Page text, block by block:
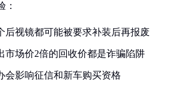
：
后视镜都可能被要求补装后再报废
市场价2倍的回收价都是诈骗陷阱
会影响征信和新车购买资格